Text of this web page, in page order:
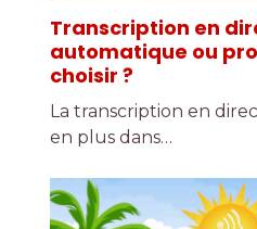
Transcription en
automatique ou
choisir ?
La transcription en
en plus dans…